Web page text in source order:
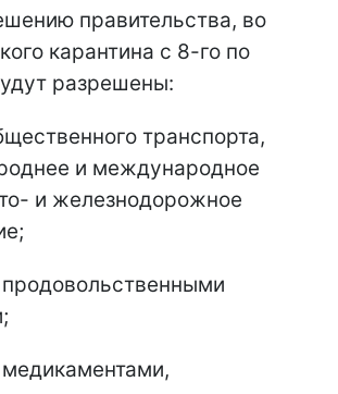
правительства, во
карантина с 8-го по
разрешены:
транспорта,
и международное
и железнодорожное
продовольственными
медикаментами,